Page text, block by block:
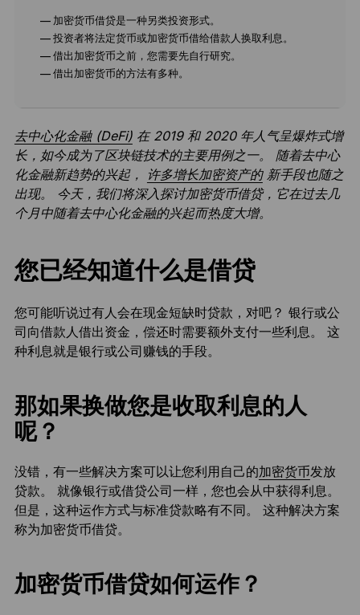
— 加密货币借贷是一种另类投资形式。
— 投资者将法定货币或加密货币借给借款人换取利息。
— 借出加密货币之前，您需要先自行研究。
— 借出加密货币的方法有多种。
去中心化金融 (DeFi)在 2019 和 2020 年人气呈爆炸式增
长，如今成为了区块链技术的主要用例之一。 随着去中心
化金融新趋势的兴起，
许多增长加密资产的新手段也随之
出现。 今天，我们将深入探讨加密货币借贷，它在过去几
个月中随着去中心化金融的兴起而热度大增。
您已经知道什么是借贷
您可能听说过有人会在现金短缺时贷款，对吧？ 银行或公
司向借款人借出资金，偿还时需要额外支付一些利息。 这
种利息就是银行或公司赚钱的手段。
那如果换做您是收取利息的人
呢？
没错，有一些解决方案可以让您利用自己的加密货币发放
贷款。 就像银行或借贷公司一样，您也会从中获得利息。
但是，这种运作方式与标准贷款略有不同。 这种解决方案
称为加密货币借贷。
加密货币借贷如何运作？